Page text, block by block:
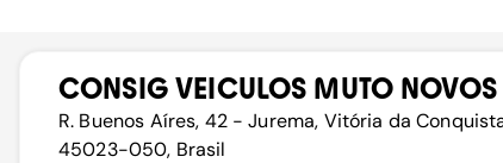
CONSIG VEICULOS MUTO NOVOS
R. Buenos Aíres, 42 - Jurema, Vitória da
45023-050, Brasil